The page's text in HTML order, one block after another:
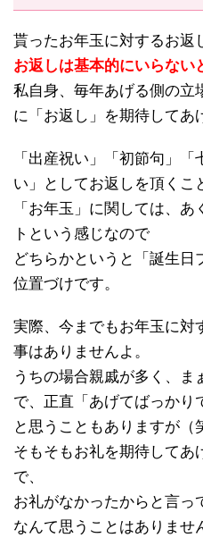
貰ったお年玉に対するお返
お返しは基本的にいらない
私自身、毎年あげる側の立
に「お返し」を期待してあ
「出産祝い」「初節句」
い」としてお返しを頂くこ
「お年玉」に関しては、
トという感じなので
どちらかというと「誕生日
位置づけです。
実際、今までもお年玉に対
事はありませんよ。
うちの場合親戚が多く、
で、正直「あげてばっかり
と思うこともありますが（
そもそもお礼を期待してあ
で、
お礼がなかったからと言っ
なんて思うことはありませ